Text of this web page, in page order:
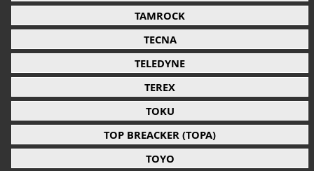
TAMROCK
TECNA
TELEDYNE
TEREX
TOKU
TOP BREACKER (TOPA)
TOYO